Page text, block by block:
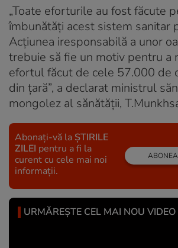
„Toate eforturile au fost făcute
îmbunătăți acest sistem sanitar
Acțiunea iresponsabilă a unor
trebuie să fie un motiv pentru a
efortul făcut de cele 57.000 de
din țară”, a declarat ministrul
mongolez al sănătății,
Abonați-vă la ȘTIRILE
ZILEI pentru a fi la
curent cu cele mai noi
informații.
URMĂREȘTE CEL MAI NOU VIDEO